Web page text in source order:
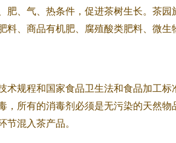
肥、气、热条件，促进茶树生长。 茶园
、商品有机肥、腐殖酸类肥料、微生
术规程和国家食品卫生法和食品加工标
，所有的消毒剂必须是无污染的天然物
节混入茶产品。